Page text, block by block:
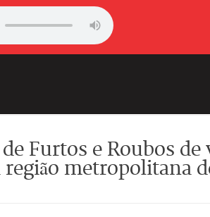
de Furtos e Roubos
região metropolitana